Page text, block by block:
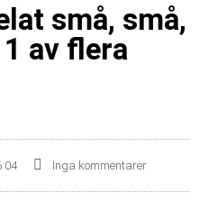
små, små,
av flera
Inga kommentarer